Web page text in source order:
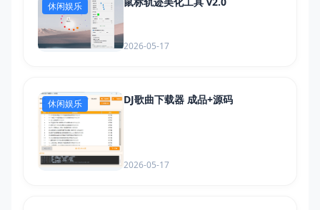
休闲娱乐
2026-05-17
休闲娱乐 DJ歌曲下载器 成品+源码
2026-05-17